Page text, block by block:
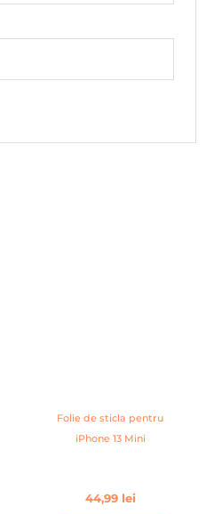
Folie de sticla pentru
iPhone 13 Mini
44,99 lei